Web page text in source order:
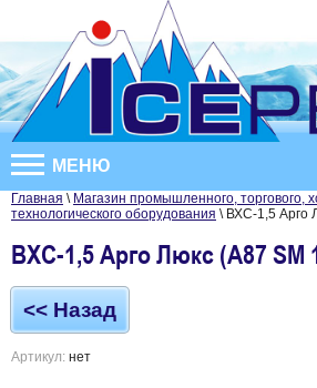
МЕНЮ
Главная \ Магазин промышленного, торгового,
технологического оборудования \ ВХС-1,5 Арго
ВХС-1,5 Арго Люкс (А87 SM
<< Назад
Артикул: нет